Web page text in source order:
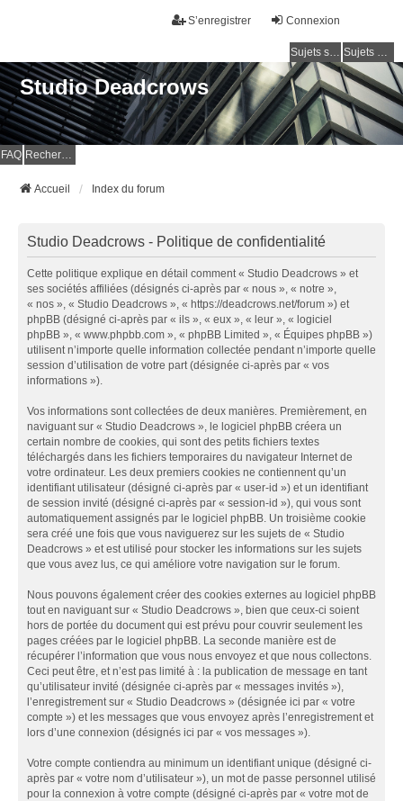
Connexion
S’enregistrer
Sujets sans réponse Sujets actifs
Studio Deadcrows
FAQ Rechercher
Accueil Index du forum
Studio Deadcrows - Politique de confidentialité
Cette politique explique en détail comment « Studio Deadcrows » et
ses sociétés affiliées (désignés ci-après par « nous », « notre »,
« nos », « Studio Deadcrows », « https://deadcrows.net/forum ») et
phpBB (désigné ci-après par « ils », « eux », « leur », « logiciel
phpBB », « www.phpbb.com », « phpBB Limited », « Équipes phpBB »)
utilisent n’importe quelle information collectée pendant n’importe quelle
session d’utilisation de votre part (désignée ci-après par « vos
informations »).
Vos informations sont collectées de deux manières. Premièrement, en
naviguant sur « Studio Deadcrows », le logiciel phpBB créera un
certain nombre de cookies, qui sont des petits fichiers textes
téléchargés dans les fichiers temporaires du navigateur Internet de
votre ordinateur. Les deux premiers cookies ne contiennent qu’un
identifiant utilisateur (désigné ci-après par « user-id ») et un identifiant
de session invité (désigné ci-après par « session-id »), qui vous sont
automatiquement assignés par le logiciel phpBB. Un troisième cookie
sera créé une fois que vous naviguerez sur les sujets de « Studio
Deadcrows » et est utilisé pour stocker les informations sur les sujets
que vous avez lus, ce qui améliore votre navigation sur le forum.
Nous pouvons également créer des cookies externes au logiciel phpBB
tout en naviguant sur « Studio Deadcrows », bien que ceux-ci soient
hors de portée du document qui est prévu pour couvrir seulement les
pages créées par le logiciel phpBB. La seconde manière est de
récupérer l’information que vous nous envoyez et que nous collectons.
Ceci peut être, et n’est pas limité à : la publication de message en tant
qu’utilisateur invité (désignée ci-après par « messages invités »),
l’enregistrement sur « Studio Deadcrows » (désignée ici par « votre
compte ») et les messages que vous envoyez après l’enregistrement et
lors d’une connexion (désignés ici par « vos messages »).
Votre compte contiendra au minimum un identifiant unique (désigné ci-
après par « votre nom d’utilisateur »), un mot de passe personnel utilisé
pour la connexion à votre compte (désigné ci-après par « votre mot de